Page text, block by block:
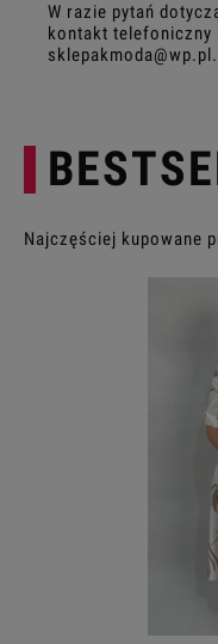
W razie pytań
kontakt telefoniczny
sklepakmoda@wp.pl.
Najczęściej kupowane